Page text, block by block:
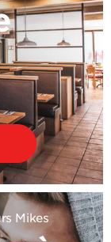
Mikes